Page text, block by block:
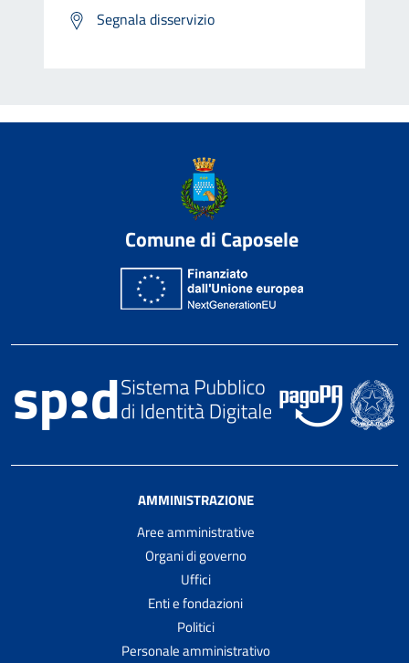
Segnala disservizio
Comune di Caposele
AMMINISTRAZIONE
Aree amministrative
Organi di governo
Uffici
Enti e fondazioni
Politici
Personale amministrativo